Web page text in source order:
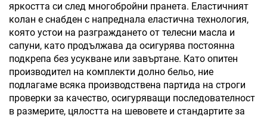
яркостта си след многобройни пранета. Еластичният
колан е снабден с напреднала еластична технология,
която устои на разграждането от телесни масла и
сапуни, като продължава да осигурява постоянна
подкрепа без усукване или завъртане. Като опитен
производител на комплекти долно бельо, ние
подлагаме всяка производствена партида на строги
проверки за качество, осигуряващи последователност
в размерите, цялостта на шевовете и стандартите за